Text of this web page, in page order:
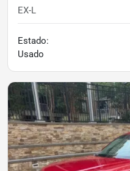
EX-L
Estado:
Usado